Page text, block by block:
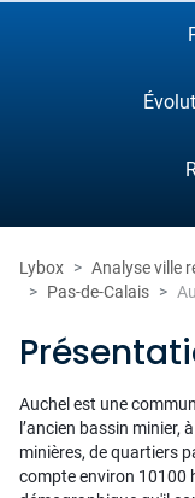
Lybox Analyse ville
Pas-de-Calais
Auchel est une
l’ancien bassin minier,
minières, de quartiers
compte environ 10100